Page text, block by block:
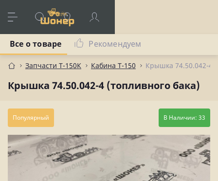
Запчасти Т-150К Кабина Т-150 Крышка 74.50.042-4
Крышка 74.50.042-4 (топливного бака)
Все о товаре Рекомендуем
Популярный В Наличии: 33